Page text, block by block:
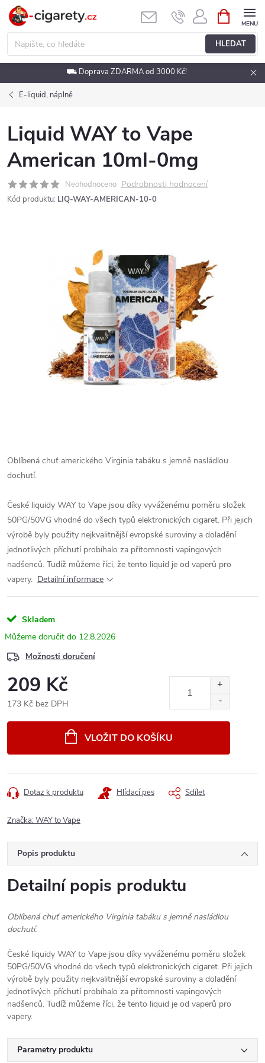
Přejít
obsah
HLEDAT
NÁKUPNÍ
KOŠÍK
⛟ Doprava ZDARMA od 3000 Kč!
E-liquid, náplně
Liquid WAY to Vape
American 10ml-0mg
Neohodnoceno Podrobnosti hodnocení
Kód produktu: LIQ-WAY-AMERICAN-10-0
Oblíbená chuť amerického Virginia tabáku s jemně nasládlou
dochutí.
České liquidy WAY to Vape jsou díky vyváženému poměru složek
50PG/50VG vhodné do všech typů elektronických cigaret. Při jejich
výrobě byly použity nejkvalitnější evropské suroviny a doladění
jednotlivých příchutí probíhalo za přítomnosti vapingových
nadšenců. Tudíž můžeme říci, že tento liquid je od vaperů pro
vapery. Detailní informace
Skladem
12.8.2026
Možnosti doručení
209 Kč
173 Kč bez DPH
VLOŽIT DO KOŠÍKU
Dotaz k produktu Hlídací pes Sdílet
Značka:WAY to Vape
Popis produktu
Detailní popis produktu
Oblíbená chuť amerického Virginia tabáku s jemně nasládlou
dochutí.
České liquidy WAY to Vape jsou díky vyváženému poměru složek
50PG/50VG vhodné do všech typů elektronických cigaret. Při jejich
výrobě byly použity nejkvalitnější evropské suroviny a doladění
jednotlivých příchutí probíhalo za přítomnosti vapingových
nadšenců. Tudíž můžeme říci, že tento liquid je od vaperů pro
vapery.
Parametry produktu